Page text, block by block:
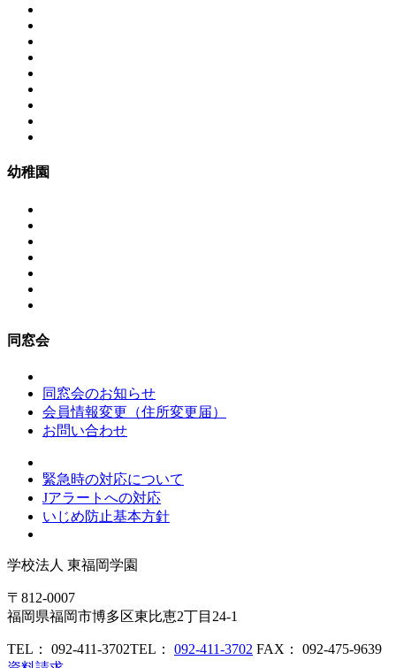
幼稚園
同窓会
同窓会のお知らせ
会員情報変更（住所変更届）
お問い合わせ
緊急時の対応について
Jアラートへの対応
いじめ防止基本方針
学校法人 東福岡学園
〒812-0007
福岡県福岡市博多区東比恵2丁目24-1
TEL： 092-411-3702TEL： 092-411-3702 FAX： 092-475-9639